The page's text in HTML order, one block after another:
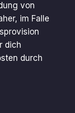
von
im Falle
dich
durch